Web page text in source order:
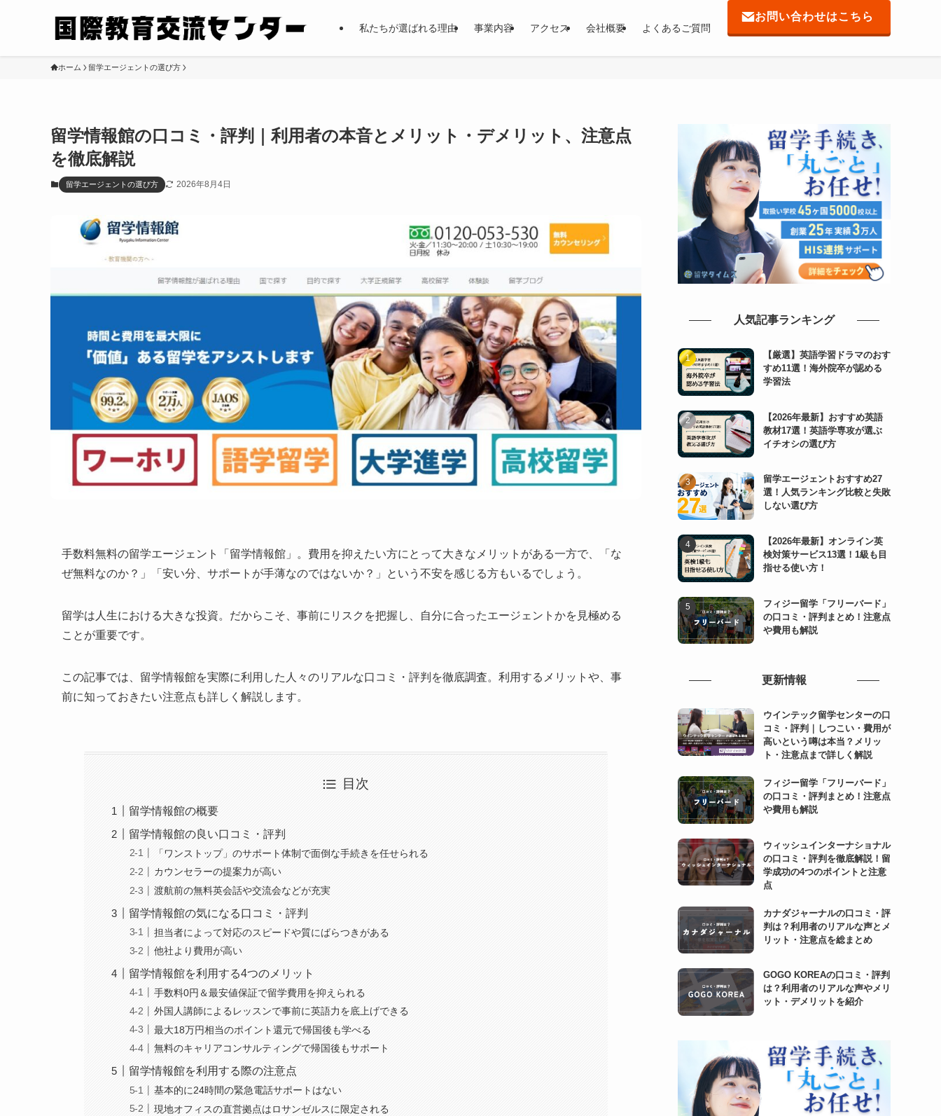
私たちが選ばれる理由 事業内容 アクセス 会社概要 よくあるご質問
お問い合わせはこちら
ホーム 留学エージェントの選び方
留学情報館の口コミ・評判｜利用者の本音とメリット・デメリット、注意点
を徹底解説
留学エージェントの選び方 2026年8月4日
手数料無料の留学エージェント「留学情報館」。費用を抑えたい方にとって大きなメリットがある一方で、「な
ぜ無料なのか？」「安い分、サポートが手薄なのではないか？」という不安を感じる方もいるでしょう。
留学は人生における大きな投資。だからこそ、事前にリスクを把握し、自分に合ったエージェントかを見極める
ことが重要です。
この記事では、留学情報館を実際に利用した人々のリアルな口コミ・評判を徹底調査。利用するメリットや、事
前に知っておきたい注意点も詳しく解説します。
目次
留学情報館の概要
留学情報館の良い口コミ・評判
「ワンストップ」のサポート体制で面倒な手続きを任せられる
カウンセラーの提案力が高い
渡航前の無料英会話や交流会などが充実
留学情報館の気になる口コミ・評判
担当者によって対応のスピードや質にばらつきがある
他社より費用が高い
留学情報館を利用する4つのメリット
手数料0円＆最安値保証で留学費用を抑えられる
外国人講師によるレッスンで事前に英語力を底上げできる
最大18万円相当のポイント還元で帰国後も学べる
無料のキャリアコンサルティングで帰国後もサポート
留学情報館を利用する際の注意点
基本的に24時間の緊急電話サポートはない
現地オフィスの直営拠点はロサンゼルスに限定される
人気記事ランキング
【厳選】英語学習ドラマのおす
すめ11選！海外院卒が認める
学習法
【2026年最新】おすすめ英語
教材17選！英語学専攻が選ぶ
イチオシの選び方
留学エージェントおすすめ27
選！人気ランキング比較と失敗
しない選び方
【2026年最新】オンライン英
検対策サービス13選！1級も目
指せる使い方！
フィジー留学「フリーバード」
の口コミ・評判まとめ！注意点
や費用も解説
更新情報
ウインテック留学センターの口
コミ・評判｜しつこい・費用が
高いという噂は本当？メリッ
ト・注意点まで詳しく解説
フィジー留学「フリーバード」
の口コミ・評判まとめ！注意点
や費用も解説
ウィッシュインターナショナル
の口コミ・評判を徹底解説！留
学成功の4つのポイントと注意
点
カナダジャーナルの口コミ・評
判は？利用者のリアルな声とメ
リット・注意点を総まとめ
GOGO KOREAの口コミ・評判
は？利用者のリアルな声やメリ
ット・デメリットを紹介